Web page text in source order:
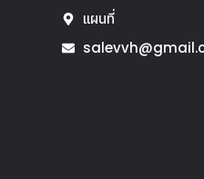
แผนที่